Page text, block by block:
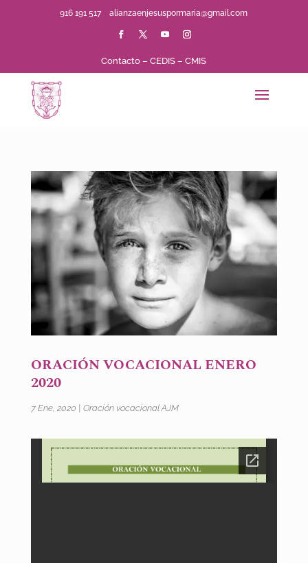
916 191 517alianzaenjesuspormaria@gmail.com
Contacto –CEDIS –CMIS
ORACIÓN VOCACIONAL ENERO
2020
7 Ene, 2020 Oración vocacional AJM